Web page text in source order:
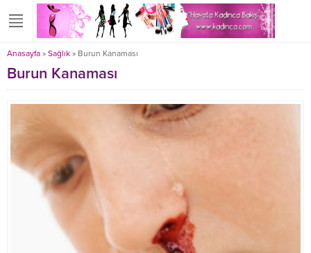
Anasayfa » Sağlık » Burun Kanaması
Burun Kanaması